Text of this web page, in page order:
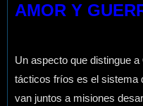
AMOR Y
Un aspecto que distingue a
tácticos fríos es el sistema
van juntos a misiones